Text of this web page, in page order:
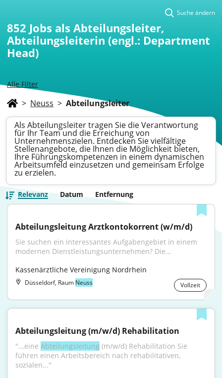
Alle Filter
Suche ändern
852 Jobs als Abteilungsleiter,
Abteilungsleiterin (engl.: Department
Head)
> Neuss > Abteilungsleiter
Als Abteilungsleiter tragen Sie die Verantwortung
für Ihr Team und die Erreichung von
Unternehmenszielen. Entdecken Sie vielfältige
Stellenangebote, die Ihnen die Möglichkeit bieten,
Ihre Führungskompetenzen in einem dynamischen
Arbeitsumfeld einzusetzen und gemeinsam Erfolge
zu erzielen.
Relevanz Datum Entfernung
Abteilungsleitung Arztkontokorrent (w/m/d)
Sie suchen ein interessantes Aufgabengebiet in einem
modernen Dienstleistungsunternehmen? Die...
Kassenärztliche Vereinigung Nordrhein
Düsseldorf, Raum Neuss Vollzeit
Abteilungsleitung (m/w/d) Rehabilitation
"...eine Abteilungsleitung (m/w/d) Rehabilitation Sie
führen einen Arbeitsbereich nach rehabilitativen,
sozialen..."